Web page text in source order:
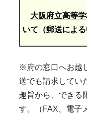
大阪府立高等
いて（郵送による
※府の窓口へお越
送でも請求してい
趣旨から、できる
す。（FAX、電子